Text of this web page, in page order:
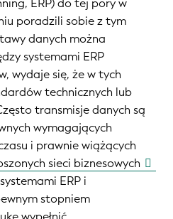
poradzili sobie z tym
danych można
systemami ERP
wydaje się, że w tych
technicznych lub
transmisje danych są
wymagających
i prawnie wiążących
sieci biznesowych
ERP i
stopniem